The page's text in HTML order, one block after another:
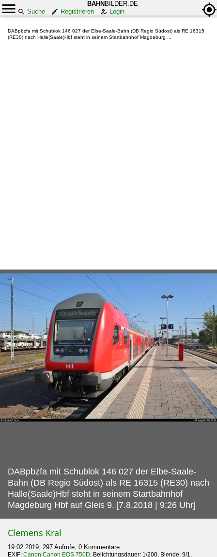
BAHN BILDER.DE
Suche
Registrieren Login
DABpbzfa mit Schublok 146 027 der Elbe-Saale-Bahn (DB Regio Südost) als RE 16315
(RE30) nach Halle(Saale)Hbf steht in seinem Startbahnhof Magdeburg ...
DABpbzfa mit Schublok 146 027 der Elbe-Saale-
Bahn (DB Regio Südost) als RE 16315 (RE30) nach
Halle(Saale)Hbf steht in seinem Startbahnhof
Magdeburg Hbf auf Gleis 9. [7.8.2018 | 9:26 Uhr]
Clemens Kral
19.02.2019, 297 Aufrufe, 0 Kommentare
EXIF: Canon Canon EOS 750D , Belichtungsdauer: 1/200, Blende: 9/1,